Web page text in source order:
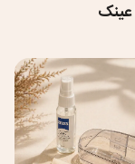
عینک